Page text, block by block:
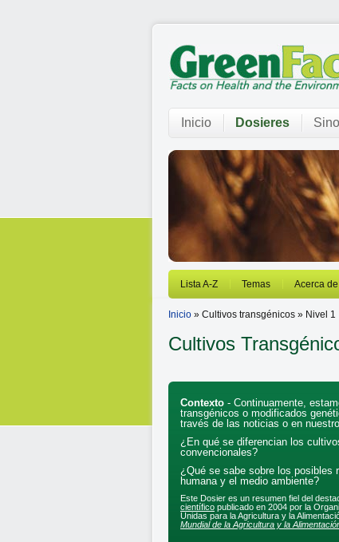
Inicio Dosieres
Lista A-Z Temas Acerca
Inicio » Cultivos transgénicos » Nivel 1
Cultivos
Contexto - Continuamente,
transgénicos o modificados
través de las noticias o en
¿En qué se diferencian los
convencionales?
¿Qué se sabe sobre los posibles
humana y el medio ambiente?
Este Dosier es un resumen fiel del
científico publicado en 2004 por la
Unidas para la Agricultura y la
Mundial de la Agricultura y la